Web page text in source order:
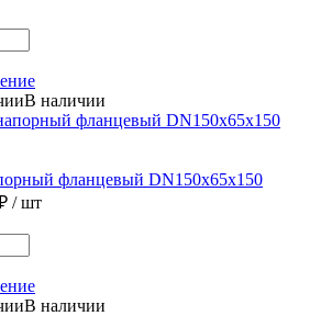
В наличии
фланцевый DN150х65х150
/ шт
В наличии